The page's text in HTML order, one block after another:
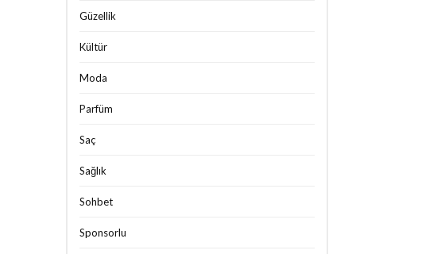
Güzellik
Kültür
Moda
Parfüm
Saç
Sağlık
Sohbet
Sponsorlu